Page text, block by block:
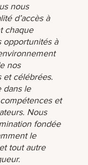
nous
d’accès à
chaque
opportunités à
nos
et célébrées.
dans le
et
Nous
fondée
le
tout autre